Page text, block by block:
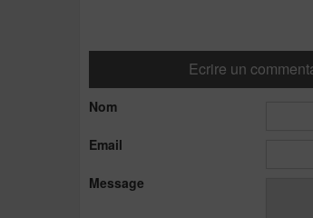
Ecrire un
Nom
Email
Message